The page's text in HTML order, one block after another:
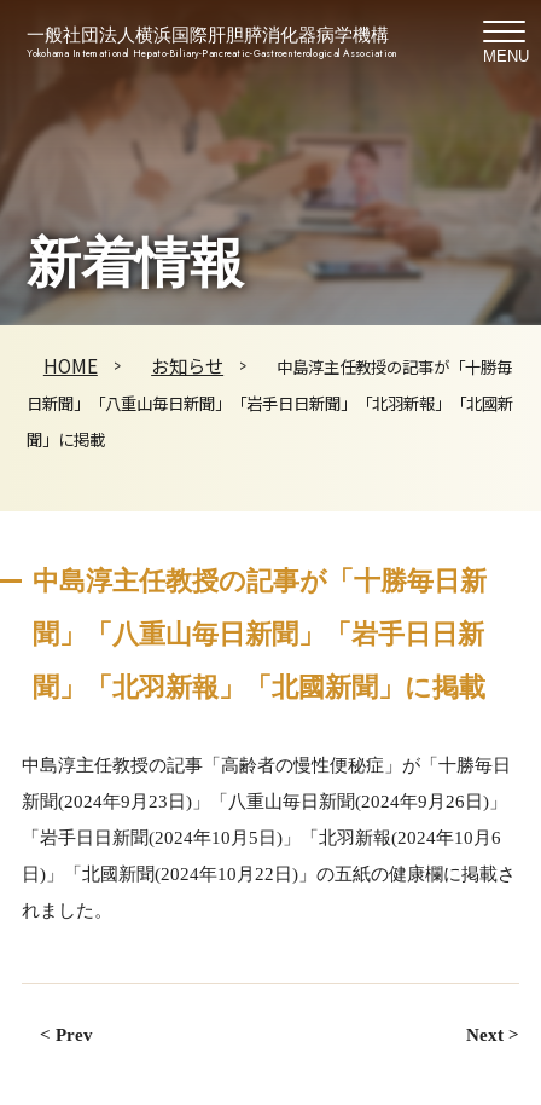
一般社団法人横浜国際肝胆膵消化器病学機構
Yokohama International Hepato-Biliary-Pancreatic-Gastroenterological Association MENU
新着情報
HOME お知らせ
中島淳主任教授の記事が「十勝毎
日新聞」「八重山毎日新聞」「岩手日日新聞」「北羽新報」「北國新
聞」に掲載
中島淳主任教授の記事が「十勝毎日新
聞」「八重山毎日新聞」「岩手日日新
聞」「北羽新報」「北國新聞」に掲載
中島淳主任教授の記事「高齢者の慢性便秘症」が「十勝毎日
新聞(2024年9月23日)」「八重山毎日新聞(2024年9月26日)」
「岩手日日新聞(2024年10月5日)」「北羽新報(2024年10月6
日)」「北國新聞(2024年10月22日)」の五紙の健康欄に掲載さ
れました。
< Prev Next >